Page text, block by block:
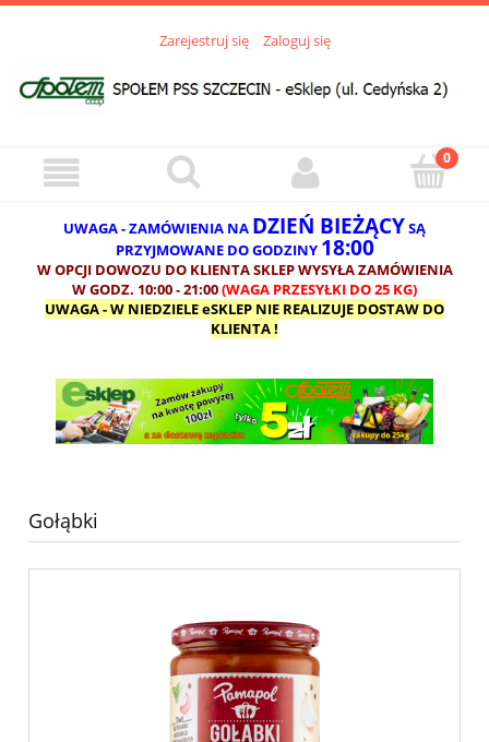
Zarejestruj się Zaloguj się
UWAGA - ZAMÓWIENIA NA DZIEŃ BIEŻĄCYSĄ
PRZYJMOWANE DO GODZINY 18:00
W OPCJI DOWOZU DO KLIENTA SKLEP WYSYŁA ZAMÓWIENIA
W GODZ. 10:00 - 21:00(WAGA PRZESYŁKI DO 25 KG)
UWAGA - W NIEDZIELE eSKLEP NIE REALIZUJE DOSTAW DO
KLIENTA !
Gołąbki